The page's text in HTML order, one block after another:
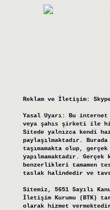
Reklam ve İletişim:
Yasal Uyarı:
Bu internet
veya şahıs şirketi ile
Sitede yalnızca kendi
paylaşılmaktadır.
taşımamakta olup,
yapılmamaktadır.
benzerlikleri tamamen
taslak halindedir ve
Sitemiz, 5651 Sayılı
İletişim Kurumu (BTK)
olarak hizmet